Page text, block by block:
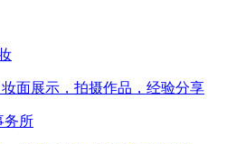
面展示，拍摄作品，经验分享
务所